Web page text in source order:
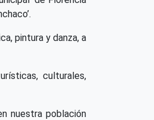
pintura y danza, a
culturales,
nuestra población